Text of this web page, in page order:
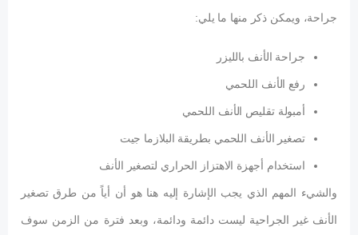
جراحة، ويمكن ذكر منها ما يلي:
جراحة الأنف بالليزر
رفع الأنف اللحمي
أمبولة تقليص الأنف اللحمي
تصغير الأنف اللحمي بطريقة البلازما جيت
استخدام أجهزة الاهتزاز الحراري لتصغير الأنف
والشيء المهم الذي يجب الإشارة إليه هنا هو أن أياً من طرق تصغير
الأنف غير الجراحية ليست دائمة ودائمة، وبعد فترة من الزمن سوف